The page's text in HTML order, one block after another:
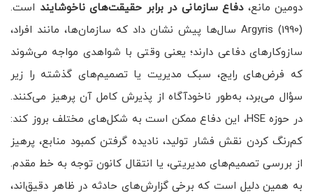
دومین مانع،دفاع سازمانی در برابر حقیقت‌های ناخوشایند است.
Argyris (1990) سال‌ها پیش نشان داد که سازمان‌ها، مانند افراد،
سازوکارهای دفاعی دارند؛ یعنی وقتی با شواهدی مواجه می‌شوند
که فرض‌های رایج، سبک مدیریت یا تصمیم‌های گذشته را زیر
سؤال می‌برد، به‌طور ناخودآگاه از پذیرش کامل آن پرهیز می‌کنند.
در حوزه HSE، این دفاع ممکن است به شکل‌های مختلف بروز کند:
کم‌رنگ کردن نقش فشار تولید، نادیده گرفتن کمبود منابع، پرهیز
از بررسی تصمیم‌های مدیریتی، یا انتقال کانون توجه به خط مقدم.
به همین دلیل است که برخی گزارش‌های حادثه در ظاهر دقیق‌اند،